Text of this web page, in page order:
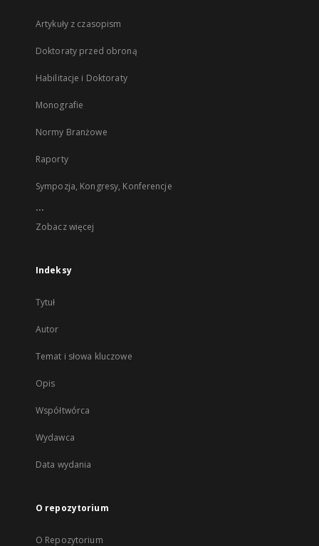
Artykuły z czasopism
Doktoraty przed obroną
Habilitacje i Doktoraty
Monografie
Normy Branżowe
Raporty
Sympozja, Kongresy, Konferencje
...
Zobacz więcej
Indeksy
Tytuł
Autor
Temat i słowa kluczowe
Opis
Współtwórca
Wydawca
Data wydania
O repozytorium
O Repozytorium